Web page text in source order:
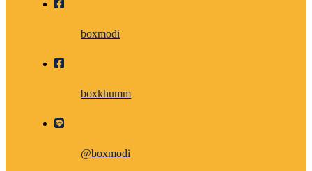
boxmodi
boxkhumm
@boxmodi